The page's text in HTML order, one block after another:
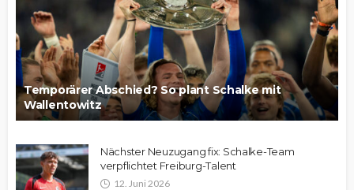
Temporärer Abschied? So plant Schalke mit
Wallentowitz
Nächster Neuzugang fix: Schalke-Team
verpflichtet Freiburg-Talent
12. Juni 2026